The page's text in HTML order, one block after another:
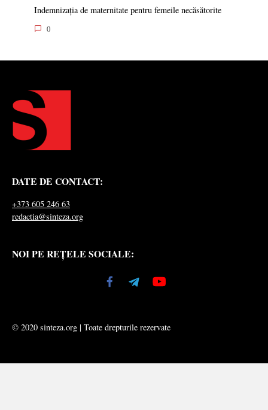
Indemnizația de maternitate pentru femeile necăsătorite
0
DATE DE CONTACT:
+373 605 246 63
redactia@sinteza.org
NOI PE REȚELE SOCIALE:
© 2020 sinteza.org | Toate drepturile rezervate